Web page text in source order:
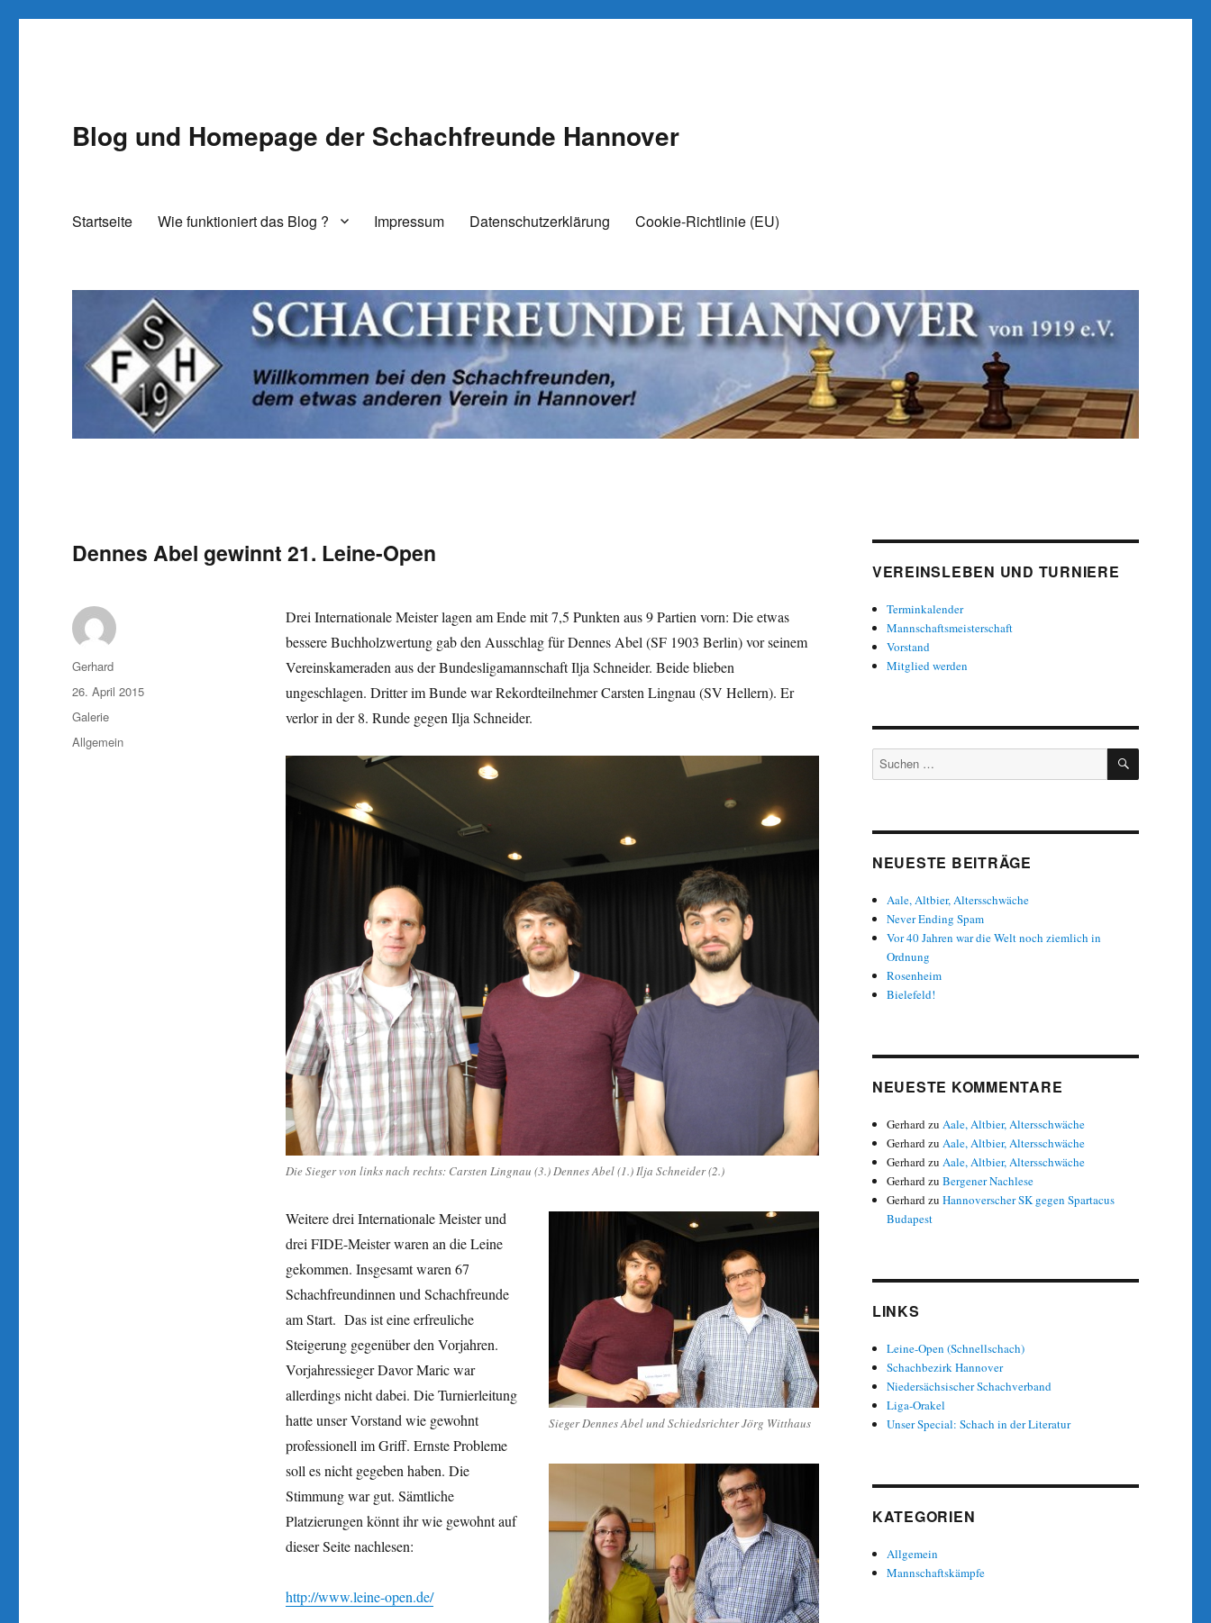
Blog und Homepage der Schachfreunde Hannover
Startseite Wie funktioniert das Blog ? Impressum Datenschutzerklärung Cookie-Richtlinie (EU)
Dennes Abel gewinnt 21. Leine-Open
Drei Internationale Meister lagen am Ende mit 7,5 Punkten aus 9 Partien vorn: Die etwas
bessere Buchholzwertung gab den Ausschlag für Dennes Abel (SF 1903 Berlin) vor seinem
Vereinskameraden aus der Bundesligamannschaft Ilja Schneider. Beide blieben
ungeschlagen. Dritter im Bunde war Rekordteilnehmer Carsten Lingnau (SV Hellern). Er
verlor in der 8. Runde gegen Ilja Schneider.
Die Sieger von links nach rechts: Carsten Lingnau (3.) Dennes Abel (1.) Ilja Schneider (2.)
Sieger Dennes Abel und Schiedsrichter Jörg Witthaus
Weitere drei Internationale Meister und
drei FIDE-Meister waren an die Leine
gekommen. Insgesamt waren 67
Schachfreundinnen und Schachfreunde
am Start. Das ist eine erfreuliche
Steigerung gegenüber den Vorjahren.
Vorjahressieger Davor Maric war
allerdings nicht dabei. Die Turnierleitung
hatte unser Vorstand wie gewohnt
professionell im Griff. Ernste Probleme
soll es nicht gegeben haben. Die
Stimmung war gut. Sämtliche
Platzierungen könnt ihr wie gewohnt auf
dieser Seite nachlesen:
http://www.leine-open.de/
Autor
Gerhard
Veröffentlicht
am
26. April 2015
Format
Galerie
Kategorien
Allgemein
VEREINSLEBEN UND TURNIERE
Terminkalender
Mannschaftsmeisterschaft
Vorstand
Mitglied werden
Suche
nach:
SUCHEN
NEUESTE BEITRÄGE
Aale, Altbier, Altersschwäche
Never Ending Spam
Vor 40 Jahren war die Welt noch ziemlich in
Ordnung
Rosenheim
Bielefeld!
NEUESTE KOMMENTARE
GerhardzuAale, Altbier, Altersschwäche
GerhardzuAale, Altbier, Altersschwäche
GerhardzuAale, Altbier, Altersschwäche
GerhardzuBergener Nachlese
GerhardzuHannoverscher SK gegen Spartacus
Budapest
LINKS
Leine-Open (Schnellschach)
Schachbezirk Hannover
Niedersächsischer Schachverband
Liga-Orakel
Unser Special: Schach in der Literatur
KATEGORIEN
Allgemein
Mannschaftskämpfe